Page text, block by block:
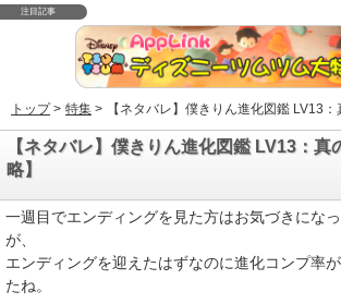
注目記事
トップ> 特集 > 【ネタバレ】僕きりん進化図鑑 LV13：
【ネタバレ】僕きりん進化図鑑 LV13：真
略】
一週目でエンディングを見た方はお気づきにな
が、
エンディングを迎えたはずなのに進化コンプ率
たね。